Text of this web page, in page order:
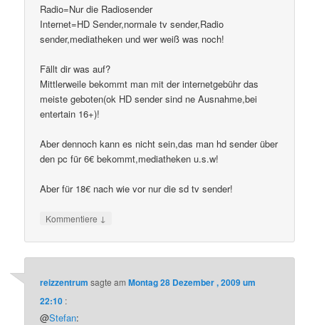
Radio=Nur die Radiosender
Internet=HD Sender,normale tv sender,Radio
sender,mediatheken und wer weiß was noch!
Fällt dir was auf?
Mittlerweile bekommt man mit der internetgebühr das
meiste geboten(ok HD sender sind ne Ausnahme,bei
entertain 16+)!
Aber dennoch kann es nicht sein,das man hd sender über
den pc für 6€ bekommt,mediatheken u.s.w!
Aber für 18€ nach wie vor nur die sd tv sender!
Kommentiere ↓
reizzentrum sagte amMontag 28 Dezember , 2009 um
22:10 :
@Stefan: